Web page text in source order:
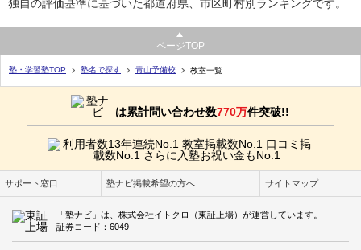
独自の評価基準に基づいた都道府県、市区町村別ランキングです。
ページTOP
塾・学習塾TOP 塾名で探す 青山予備校 教室一覧
は累計問い合わせ数770万件突破!!
サポート窓口 塾ナビ掲載希望の方へ サイトマップ
「塾ナビ」は、株式会社イトクロ（東証上場）が運営しています。
証券コード：6049